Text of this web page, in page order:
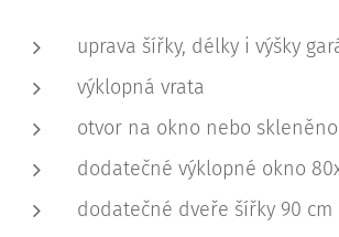
uprava šířky, délky i výšky
výklopná vrata
otvor na okno nebo
dodatečné výklopné okno
dodatečné dveře šířky 90 cm